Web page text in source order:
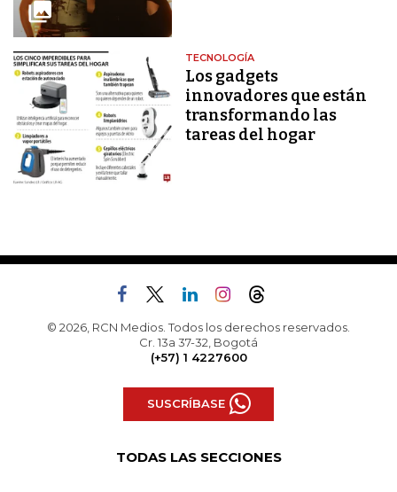
TECNOLOGÍA
Los gadgets
innovadores que están
transformando las
tareas del hogar
© 2026, RCN Medios. Todos los derechos reservados.
Cr. 13a 37-32, Bogotá
(+57) 1 4227600
SUSCRÍBASE
TODAS LAS SECCIONES